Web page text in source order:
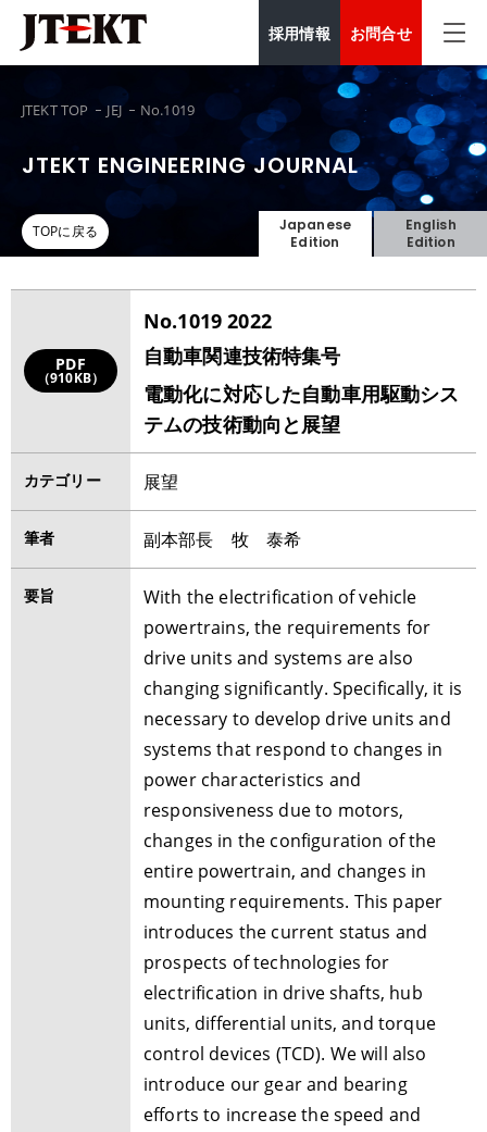
採用情報 お問合せ
JTEKT TOP JEJ No.1019
JTEKT ENGINEERING JOURNAL
TOPに戻る
Japanese
Edition
English
Edition
PDF
（910KB）
No.1019 2022
自動車関連技術特集号
電動化に対応した自動車用駆動シス
テムの技術動向と展望
カテゴリー 展望
筆者 副本部長 牧 泰希
要旨
With the electrification of vehicle
powertrains, the requirements for
drive units and systems are also
changing significantly. Specifically, it is
necessary to develop drive units and
systems that respond to changes in
power characteristics and
responsiveness due to motors,
changes in the configuration of the
entire powertrain, and changes in
mounting requirements. This paper
introduces the current status and
prospects of technologies for
electrification in drive shafts, hub
units, differential units, and torque
control devices (TCD). We will also
introduce our gear and bearing
efforts to increase the speed and